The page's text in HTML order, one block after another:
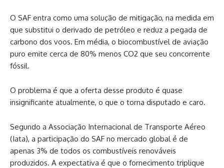
O SAF entra como uma solução de mitigação, na medida em
que substitui o derivado de petróleo e reduz a pegada de
carbono dos voos. Em média, o biocombustível de aviação
puro emite cerca de 80% menos CO2 que seu concorrente
fóssil.
O problema é que a oferta desse produto é quase
insignificante atualmente, o que o torna disputado e caro.
Segundo a Associação Internacional de Transporte Aéreo
(Iata), a participação do SAF no mercado global é de
apenas 3% de todos os combustíveis renováveis
produzidos. A expectativa é que o fornecimento triplique